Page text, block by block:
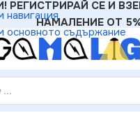
навигация
основното съдържание
РЕГИСТРИРАЙ СЕ И
НАМАЛЕНИЕ ОТ
»Kanlux 25133 Двоен